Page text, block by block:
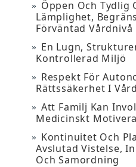
Öppen Och Tydlig
Lämplighet,
Förväntad Vårdnivå
En Lugn,
Kontrollerad Miljö
Respekt För
Rättssäkerhet I
Att Familj Kan
Medicinskt
Kontinuitet Och
Avslutad Vistelse,
Och Samordning